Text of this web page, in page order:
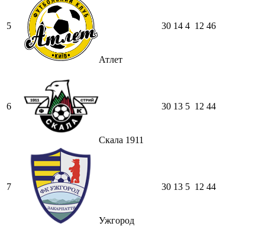
5
Атлет
30 14 4 12 46
6
Скала 1911
30 13 5 12 44
7
Ужгород
30 13 5 12 44